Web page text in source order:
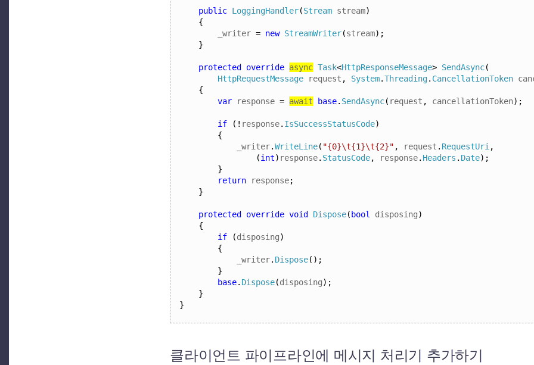
public LoggingHandler(Stream stream)
{
_writer = new StreamWriter(stream);
}
protected override async Task<HttpResponseMessage> SendAsync(
HttpRequestMessage request , System.Threading. CancellationToken
{
var response = await base. SendAsync( request , cancellationToken);
if (! response. IsSuccessStatusCode)
{
_writer.WriteLine( "{0}\t{1}\t{2}" , request . RequestUri,
(int) response. StatusCode, response. Headers . Date);
}
return response;
}
protected override void Dispose( bool disposing)
{
if
(disposing)
{
_writer. Dispose();
}
base. Dispose(disposing);
}
}
클라이언트 파이프라인에 메시지 처리기 추가하기